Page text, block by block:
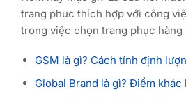
trang phục thích hợp với công
trong việc chọn trang phục hàng
GSM là gì? Cách tính định
Global Brand là gì? Điểm